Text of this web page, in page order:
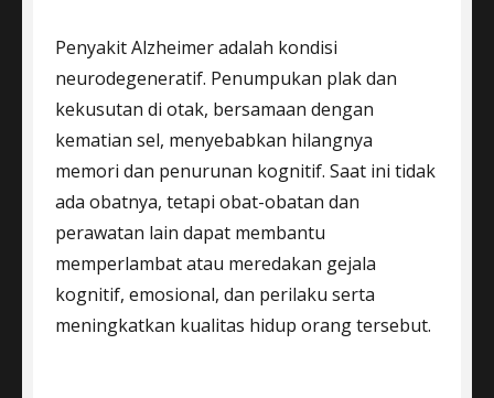
Penyakit Alzheimer adalah kondisi
neurodegeneratif. Penumpukan plak dan
kekusutan di otak, bersamaan dengan
kematian sel, menyebabkan hilangnya
memori dan penurunan kognitif. Saat ini tidak
ada obatnya, tetapi obat-obatan dan
perawatan lain dapat membantu
memperlambat atau meredakan gejala
kognitif, emosional, dan perilaku serta
meningkatkan kualitas hidup orang tersebut.